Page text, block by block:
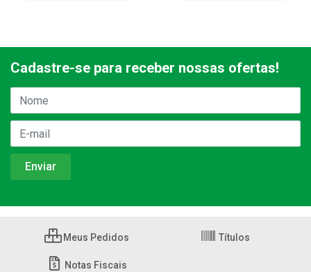
Cadastre-se para receber nossas ofertas!
Meus Pedidos Títulos
Notas Fiscais